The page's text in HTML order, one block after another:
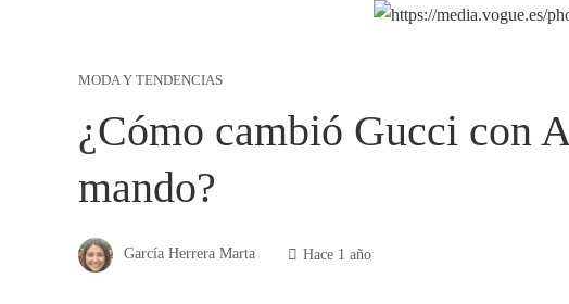
MODA Y TENDENCIAS
¿Cómo cambió Gucci con
mando?
García Herrera Marta Hace 1 año